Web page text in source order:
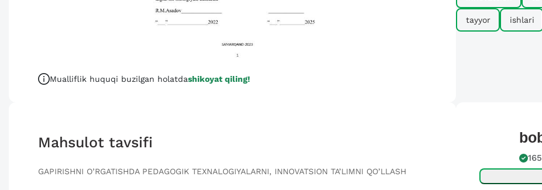
Mualliflik huquqi buzilgan holatdashikoyat qiling!
tayyor ishlari
Mahsulot tavsifi
GAPIRISHNI O’RGATISHDA PEDAGOGIK TEXNALOGIYALARNI, INNOVATSION TA’LIMNI QO’LLASH